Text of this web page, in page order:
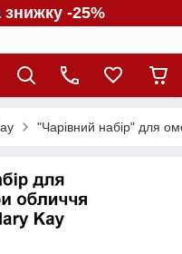
-25%
"Чарівний набір" для